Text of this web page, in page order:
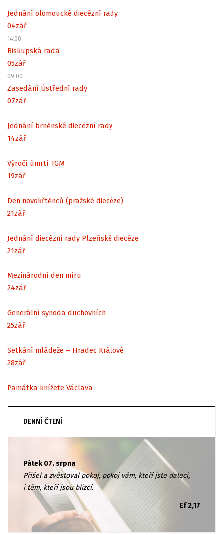
Jednání olomoucké diecézní rady
04zář
14:00
Biskupská rada
05zář
09:00
Zasedání Ústřední rady
07zář
Jednání brněnské diecézní rady
14zář
Výročí úmrtí TGM
19zář
Den novokřtěnců (pražské diecéze)
21zář
Jednání diecézní rady Plzeňské diecéze
21zář
Mezinárodní den míru
24zář
Generální synoda duchovních
25zář
Setkání mládeže – Hradec Králové
28zář
Památka knížete Václava
DENNÍ ČTENÍ
Pátek 07. srpna
Přišel a zvěstoval pokoj, pokoj vám, kteří jste dalecí,
i těm, kteří jsou blízcí.
Ef 2,17